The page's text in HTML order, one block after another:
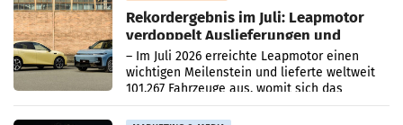
Rekordergebnis im Juli: Leapmotor
verdoppelt Auslieferungen und
überschreitet die 100.000er-Marke
– Im Juli 2026 erreichte Leapmotor einen
wichtigen Meilenstein und lieferte weltweit
101.267 Fahrzeuge aus, womit sich das
Ergebnis gegenüber Juli 2025 mehr als
verdoppelte (+102